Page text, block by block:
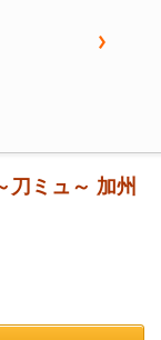
刀ミュ～ 加州